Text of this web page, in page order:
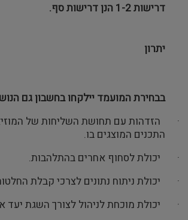
דרישות 1-2 הנן דרישות סף.
יתרון
בבחירת המועמד יילקחו בחשבון גם
·
הזדהות עם תחושת השליחות של
התכנים המוצגים בו.
·
יכולת לסחוף אחרים בהתלהבות.
·
יכולת ניתוח נתונים לצרכי קבלת
·
יכולת מוכחת לניהול לצורך השגת יעד